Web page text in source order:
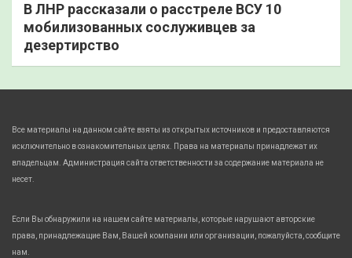
В ЛНР рассказали о расстреле ВСУ 10
мобилизованных сослуживцев за
дезертирство
Все материалы на данном сайте взяты из открытых источников и предоставляются
исключительно в ознакомительных целях. Права на материалы принадлежат их
владельцам. Администрация сайта ответственности за содержание материала не
несет.
Если Вы обнаружили на нашем сайте материалы, которые нарушают авторские
права, принадлежащие Вам, Вашей компании или организации, пожалуйста, сообщите
нам.